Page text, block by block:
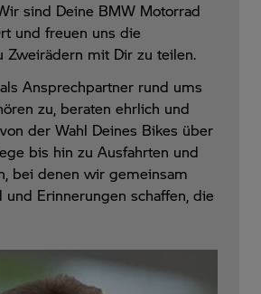
sind Deine BMW Motorrad
und freuen uns die
Zweirädern mit Dir zu teilen.
Ansprechpartner rund ums
zu, beraten ehrlich und
der Wahl Deines Bikes über
bis hin zu Ausfahrten und
bei denen wir gemeinsam
und Erinnerungen schaffen, die